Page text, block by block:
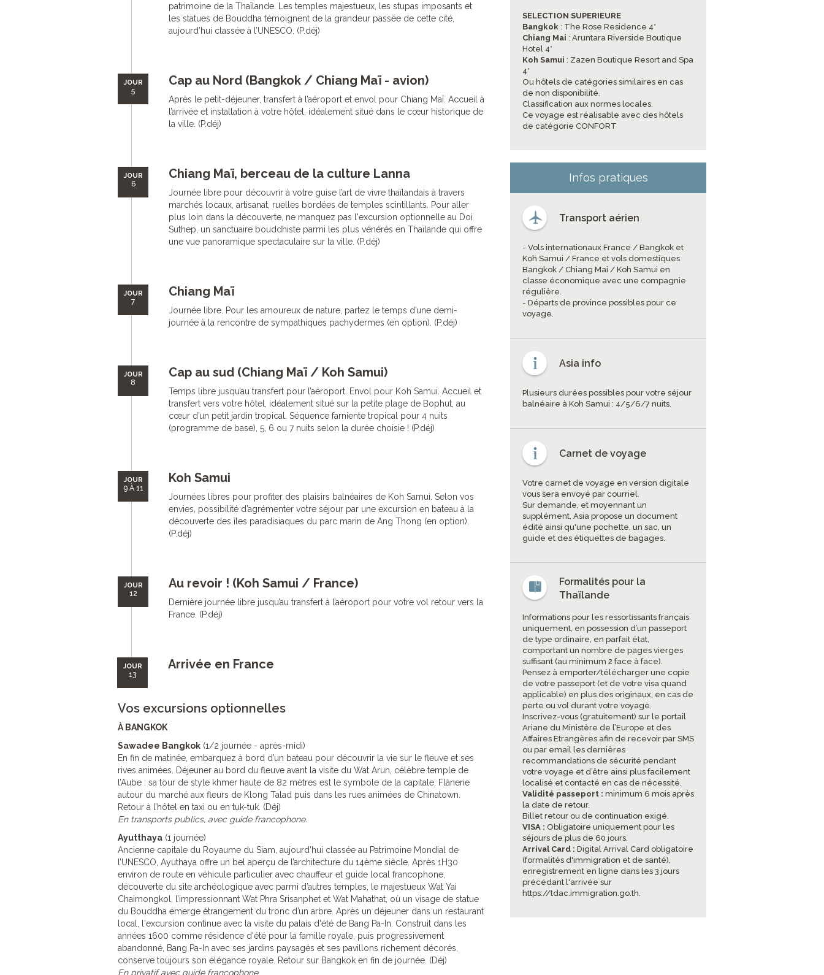
patrimoine de la Thaïlande. Les temples majestueux, les stupas imposants et
les statues de Bouddha témoignent de la grandeur passée de cette cité,
aujourd’hui classée à l’UNESCO. (P.déj)
JOUR
5
Cap au Nord (Bangkok / Chiang Maï - avion)
Après le petit-déjeuner, transfert à l’aéroport et envol pour Chiang Maï. Accueil à
l’arrivée et installation à votre hôtel, idéalement situé dans le cœur historique de
la ville. (P.déj)
JOUR
6
Chiang Maï, berceau de la culture Lanna
Journée libre pour découvrir à votre guise l’art de vivre thaïlandais à travers
marchés locaux, artisanat, ruelles bordées de temples scintillants. Pour aller
plus loin dans la découverte, ne manquez pas l'excursion optionnelle au Doi
Suthep, un sanctuaire bouddhiste parmi les plus vénérés en Thaïlande qui offre
une vue panoramique spectaculaire sur la ville. (P.déj)
JOUR
7
Chiang Maï
Journée libre. Pour les amoureux de nature, partez le temps d’une demi-
journée à la rencontre de sympathiques pachydermes (en option). (P.déj)
JOUR
8
Cap au sud (Chiang Maï / Koh Samui)
Temps libre jusqu’au transfert pour l’aéroport. Envol pour Koh Samui. Accueil et
transfert vers votre hôtel, idéalement situé sur la petite plage de Bophut, au
cœur d’un petit jardin tropical. Séquence farniente tropical pour 4 nuits
(programme de base), 5, 6 ou 7 nuits selon la durée choisie ! (P.déj)
JOUR
9 À 11
Koh Samui
Journées libres pour profiter des plaisirs balnéaires de Koh Samui. Selon vos
envies, possibilité d’agrémenter votre séjour par une excursion en bateau à la
découverte des îles paradisiaques du parc marin de Ang Thong (en option).
(P.déj)
JOUR
12
Au revoir ! (Koh Samui / France)
Dernière journée libre jusqu’au transfert à l’aéroport pour votre vol retour vers la
France. (P.déj)
JOUR
13
Arrivée en France
Vos excursions optionnelles
À BANGKOK
Sawadee Bangkok (1/2 journée - après-midi)
En fin de matinée, embarquez à bord d’un bateau pour découvrir la vie sur le fleuve et ses
rives animées. Déjeuner au bord du fleuve avant la visite du Wat Arun, célèbre temple de
l’Aube : sa tour de style khmer haute de 82 mètres est le symbole de la capitale. Flânerie
autour du marché aux fleurs de Klong Talad puis dans les rues animées de Chinatown.
Retour à l’hôtel en taxi ou en tuk-tuk. (Déj)
En transports publics, avec guide francophone.
Ayutthaya (1 journée)
Ancienne capitale du Royaume du Siam, aujourd’hui classée au Patrimoine Mondial de
l’UNESCO, Ayuthaya offre un bel aperçu de l’architecture du 14ème siècle. Après 1H30
environ de route en véhicule particulier avec chauffeur et guide local francophone,
découverte du site archéologique avec parmi d’autres temples, le majestueux Wat Yai
Chaimongkol, l’impressionnant Wat Phra Srisanphet et Wat Mahathat, où un visage de statue
du Bouddha émerge étrangement du tronc d’un arbre. Après un déjeuner dans un restaurant
local, l'excursion continue avec la visite du palais d'été de Bang Pa-In. Construit dans les
années 1600 comme résidence d'été pour la famille royale, puis progressivement
abandonné, Bang Pa-In avec ses jardins paysagés et ses pavillons richement décorés,
conserve toujours son élégance royale. Retour sur Bangkok en fin de journée. (Déj)
En privatif avec guide francophone
SELECTION SUPERIEURE
Bangkok : The Rose Residence 4*
Chiang Mai : Aruntara Riverside Boutique
Hotel 4*
Koh Samui: Zazen Boutique Resort and Spa
4*
Ou hôtels de catégories similaires en cas
de non disponibilité.
Classification aux normes locales.
Ce voyage est réalisable avec des hôtels
de catégorie CONFORT
Infos pratiques
Transport aérien
- Vols internationaux France / Bangkok et
Koh Samui / France et vols domestiques
Bangkok / Chiang Mai / Koh Samui en
classe économique avec une compagnie
régulière.
- Départs de province possibles pour ce
voyage.
Asia info
Plusieurs durées possibles pour votre séjour
balnéaire à Koh Samui : 4/5/6/7 nuits.
Carnet de voyage
Votre carnet de voyage en version digitale
vous sera envoyé par courriel.
Sur demande, et moyennant un
supplément, Asia propose un document
édité ainsi qu'une pochette, un sac, un
guide et des étiquettes de bagages.
Formalités pour la
Thaïlande
Informations pour les ressortissants français
uniquement, en possession d’un passeport
de type ordinaire, en parfait état,
comportant un nombre de pages vierges
suffisant (au minimum 2 face à face).
Pensez à emporter/télécharger une copie
de votre passeport (et de votre visa quand
applicable) en plus des originaux, en cas de
perte ou vol durant votre voyage.
Inscrivez-vous (gratuitement) sur le portail
Ariane du Ministère de l’Europe et des
Affaires Etrangères afin de recevoir par SMS
ou par email les dernières
recommandations de sécurité pendant
votre voyage et d’être ainsi plus facilement
localisé et contacté en cas de nécessité.
Validité passeport : minimum 6 mois après
la date de retour.
Billet retour ou de continuation exigé.
VISA : Obligatoire uniquement pour les
séjours de plus de 60 jours.
Arrival Card :Digital Arrival Card obligatoire
(formalités d'immigration et de santé),
enregistrement en ligne dans les 3 jours
précédant l'arrivée sur
https://tdac.immigration.go.th.